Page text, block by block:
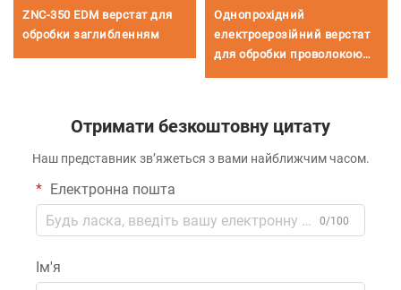
ZNC-350 EDM верстат для
обробки заглибленням
Однопрохідний
електроерозійний верстат
для обробки проволокою
Отримати безкоштовну цитату
Наш представник зв’яжеться з вами найближчим часом.
Електронна пошта
0/100
Ім'я